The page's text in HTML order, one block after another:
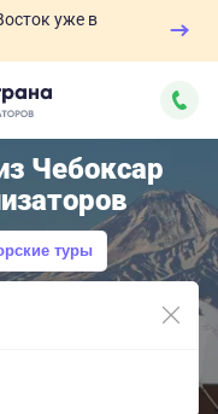
уже в
Чебоксар
туры